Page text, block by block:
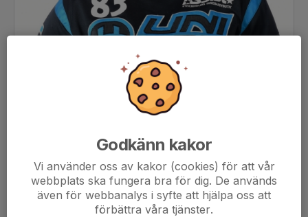
Godkänn kakor
Vi använder oss av kakor (cookies) för att vår
webbplats ska fungera bra för dig. De används
även för webbanalys i syfte att hjälpa oss att
förbättra våra tjänster.